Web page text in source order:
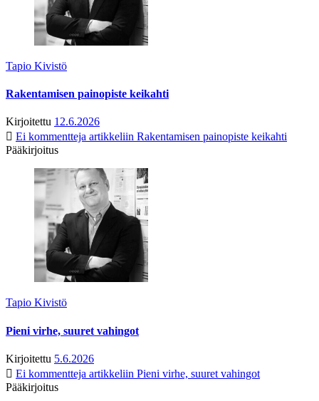
Tapio Kivistö
Rakentamisen painopiste keikahti
Kirjoitettu 12.6.2026
Ei kommentteja artikkeliin Rakentamisen painopiste keikahti
Pääkirjoitus
Tapio Kivistö
Pieni virhe, suuret vahingot
Kirjoitettu 5.6.2026
Ei kommentteja artikkeliin Pieni virhe, suuret vahingot
Pääkirjoitus